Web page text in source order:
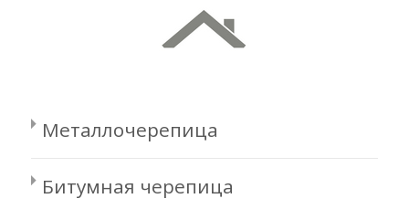
Металлочерепица
Битумная черепица